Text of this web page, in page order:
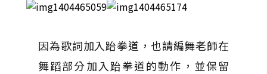
因為歌詞加入跆拳道，也請編舞老師在
舞蹈部分加入跆拳道的動作，並保留